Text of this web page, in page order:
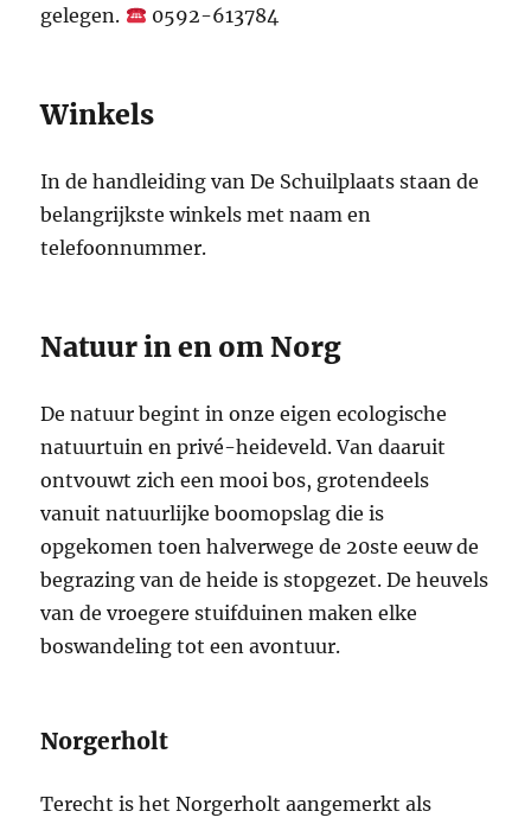
gelegen.
0592-613784
Winkels
In de handleiding van De Schuilplaats staan de
belangrijkste winkels met naam en
telefoonnummer.
Natuur in en om Norg
De natuur begint in onze eigen ecologische
natuurtuin en privé-heideveld. Van daaruit
ontvouwt zich een mooi bos, grotendeels
vanuit natuurlijke boomopslag die is
opgekomen toen halverwege de 20ste eeuw de
begrazing van de heide is stopgezet. De heuvels
van de vroegere stuifduinen maken elke
boswandeling tot een avontuur.
Norgerholt
Terecht is het Norgerholt aangemerkt als